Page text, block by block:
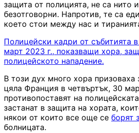
защита от полицията, не са нито
безотговорни. Напротив, те са
което стои между нас и
Полицейски кадри от събитията
март 2023 г., показващи хора,
полицейското нападение.
В този дух много хора призоваха
цяла Франция в четвъртък, 30
противопоставят на
застанат в защита на хората,
някои от които все още се борят
болницата.